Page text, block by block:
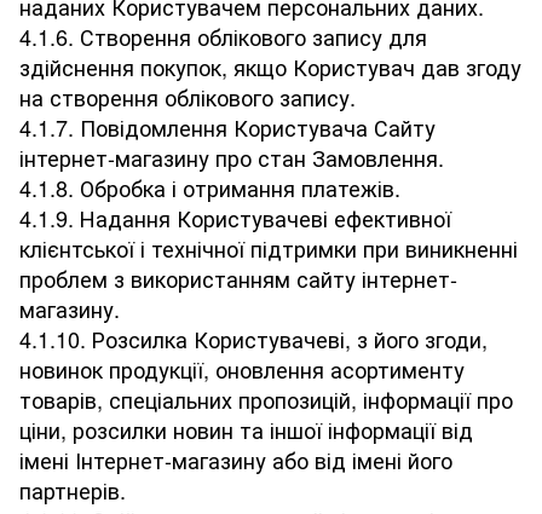
4.1.6. Створення облікового запису для
здійснення покупок, якщо Користувач дав згоду
на створення облікового запису.
4.1.7. Повідомлення Користувача Сайту
інтернет-магазину про стан Замовлення.
4.1.8. Обробка і отримання платежів.
4.1.9. Надання Користувачеві ефективної
клієнтської і технічної підтримки при виникненні
проблем з використанням сайту інтернет-
магазину.
4.1.10. Розсилка Користувачеві, з його згоди,
новинок продукції, оновлення асортименту
товарів, спеціальних пропозицій, інформації про
ціни, розсилки новин та іншої інформації від
імені Інтернет-магазину або від імені його
партнерів.